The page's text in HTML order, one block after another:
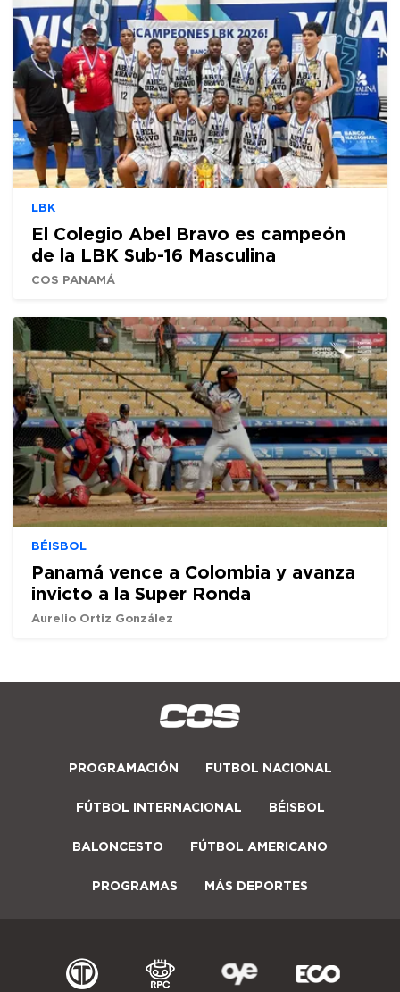
LBK
El Colegio Abel Bravo es campeón
de la LBK Sub-16 Masculina
COS PANAMÁ
BÉISBOL
Panamá vence a Colombia y avanza
invicto a la Super Ronda
Aurelio Ortiz González
PROGRAMACIÓN FUTBOL NACIONAL
FÚTBOL INTERNACIONAL BÉISBOL
BALONCESTO FÚTBOL AMERICANO
PROGRAMAS MÁS DEPORTES